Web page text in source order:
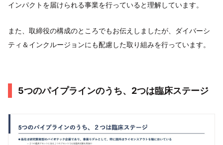
インパクトを届けられる事業を行っていると理解しています。
また、取締役の構成のところでもお伝えしましたが、ダイバーシ
ティ＆インクルージョンにも配慮した取り組みを行っています。
5つのパイプラインのうち、2つは臨床ステージ